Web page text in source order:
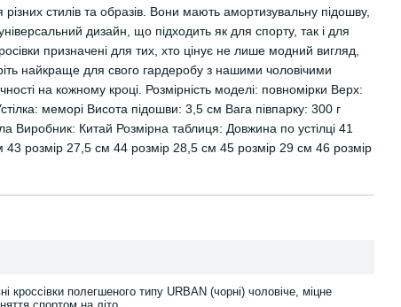
стилів та образів. Вони мають амортизувальну підошву,
дизайн, що підходить як для спорту, так і для
призначені для тих, хто цінує не лише модний вигляд,
найкраще для свого гардеробу з нашими чоловічими
на кожному кроці. Розмірність моделі: повномірки Верх:
меморі Висота підошви: 3,5 см Вага півпарку: 300 г
Виробник: Китай Розмірна таблиця: Довжина по устілці 41
43 розмір 27,5 см 44 розмір 28,5 см 45 розмір 29 см 46 розмір
кроссівки полегшеного типу URBAN (чорні) чоловіче, міцне